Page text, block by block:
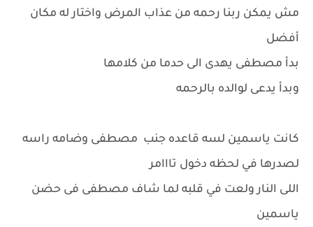
مش يمكن ربنا رحمه من عذاب المرض واختار له مكان
أفضل
بدأ مصطفى يهدى الى حدما من كلامها
وبدأ يدعى لوالده بالرحمه
كانت ياسمين لسه قاعده جنب مصطفى وضامه راسه
لصدرها في لحظه دخول تااامر
اللى النار ولعت في قلبه لما شاف مصطفى فى حضن
ياسمين